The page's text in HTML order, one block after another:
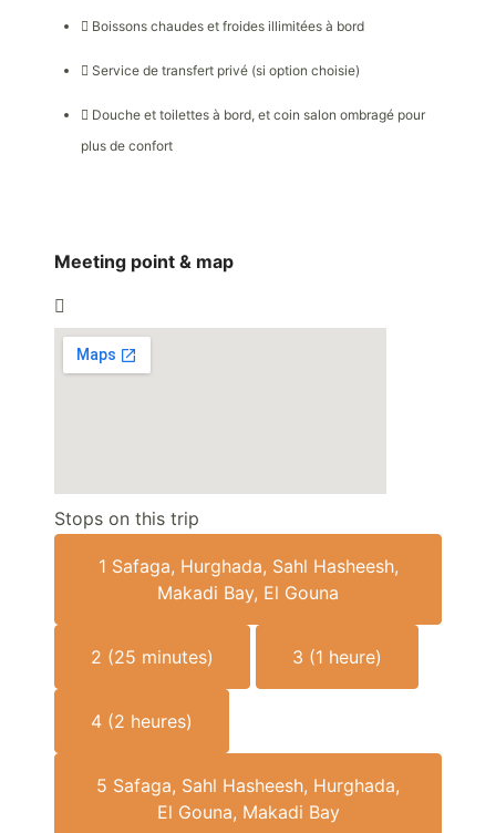
Boissons chaudes et froides illimitées à bord
Service de transfert privé (si option choisie)
Douche et toilettes à bord, et coin salon ombragé pour
plus de confort
Meeting point & map
Stops on this trip
1
Makadi Bay, El Gouna
2 (25 minutes) 3 (1 heure)
4 (2 heures)
5
El Gouna, Makadi Bay